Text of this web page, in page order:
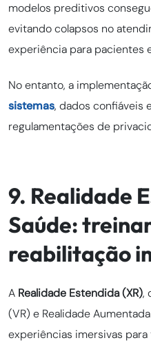
modelos preditivos
evitando colapsos no
experiência para pacientes
No entanto, a
sistemas, dados confiáveis
regulamentações de
9. Realidade
Saúde:
reabilitação
A Realidade Estendida (XR),
(VR) e Realidade
experiências imersivas